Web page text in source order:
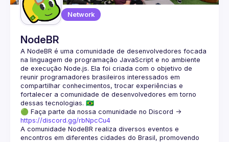
Network
NodeBR
A NodeBR é uma comunidade de desenvolvedores focada
na linguagem de programação JavaScript e no ambiente
de execução Node.js. Ela foi criada com o objetivo de
reunir programadores brasileiros interessados em
compartilhar conhecimentos, trocar experiências e
fortalecer a comunidade de desenvolvedores em torno
🟢 Faça parte da nossa comunidade no Discord ->
https://discord.gg/rbNpcCu4
A comunidade NodeBR realiza diversos eventos e
encontros em diferentes cidades do Brasil, promovendo